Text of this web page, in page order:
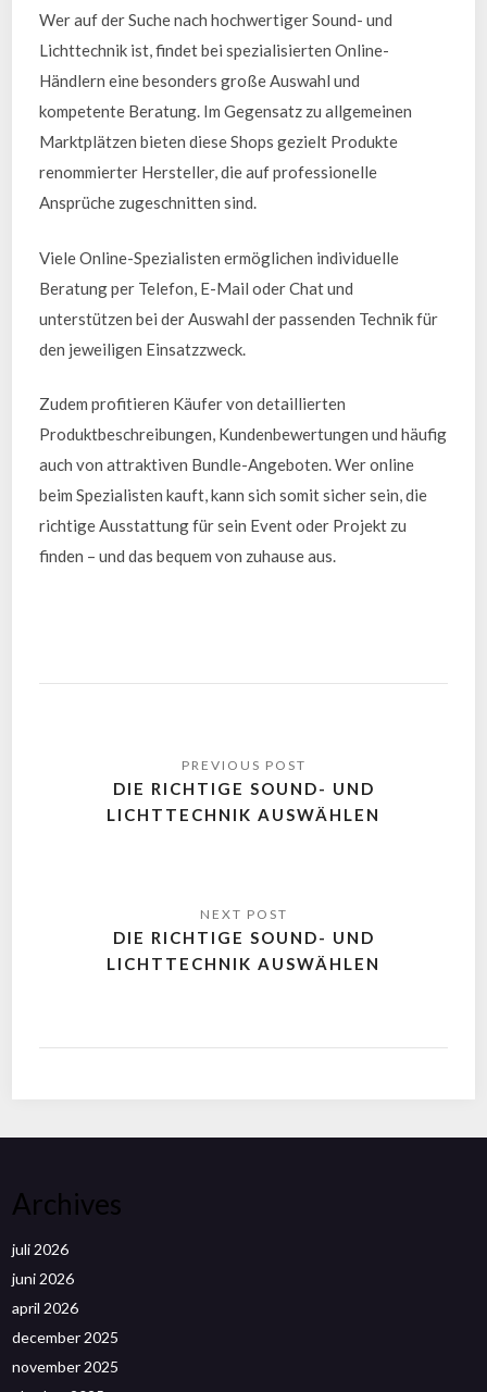
Wer auf der Suche nach hochwertiger Sound- und
Lichttechnik ist, findet bei spezialisierten Online-
Händlern eine besonders große Auswahl und
kompetente Beratung. Im Gegensatz zu allgemeinen
Marktplätzen bieten diese Shops gezielt Produkte
renommierter Hersteller, die auf professionelle
Ansprüche zugeschnitten sind.
Viele Online-Spezialisten ermöglichen individuelle
Beratung per Telefon, E-Mail oder Chat und
unterstützen bei der Auswahl der passenden Technik für
den jeweiligen Einsatzzweck.
Zudem profitieren Käufer von detaillierten
Produktbeschreibungen, Kundenbewertungen und häufig
auch von attraktiven Bundle-Angeboten. Wer online
beim Spezialisten kauft, kann sich somit sicher sein, die
richtige Ausstattung für sein Event oder Projekt zu
finden – und das bequem von zuhause aus.
DIE RICHTIGE SOUND- UND
LICHTTECHNIK AUSWÄHLEN
DIE RICHTIGE SOUND- UND
LICHTTECHNIK AUSWÄHLEN
Archives
juli 2026
juni 2026
april 2026
december 2025
november 2025